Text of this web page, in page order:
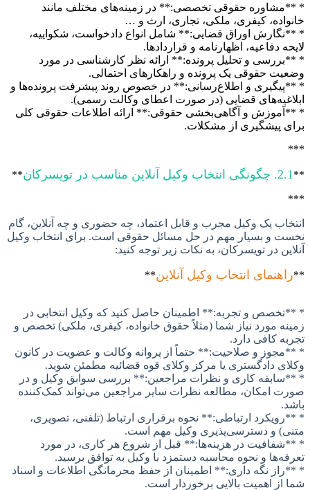
حقوقی تخصصی:** در زمینه‌های مختلف مانند
کیفری، ملکی، تجاری، ارث و …
اوراق قضایی:** شامل انواع دادخواست، شکواییه،
دفاعیه، اظهارنامه و قراردادها.
و تحلیل پرونده:** ارائه نظر کارشناسی در مورد
حقوقی یک پرونده و راهکارهای احتمالی.
و اطلاع‌رسانی:** در خصوص روند پیشرفت پرونده‌ها و
قضایی (در صورت اعطای وکالت رسمی).
و آگاهی‌بخشی حقوقی:** ارائه اطلاعات حقوقی کلی
پیشگیری از مشکلات.
مناسب در تویسرکان **
یک وکیل مجرب و قابل اعتماد، چه حضوری و چه آنلاین، گام
و بسیار مهم در حل مسائل حقوقی است. برای انتخاب وکیل
در تویسرکان، به نکات زیر توجه کنید:
انتخاب وکیل آنلاین**
و تجربه:** اطمینان حاصل کنید که وکیل انتخابی در
مورد نیاز شما (مثلاً حقوق خانواده، کیفری، ملکی) تخصص و
کافی دارد.
و صلاحیت:** حتماً از پروانه وکالت و عضویت در کانون
دادگستری یا مرکز وکلای قوه قضائیه مطمئن شوید.
کاری و نظرات مراجعین:** بررسی سوابق وکیل و در
امکان، مطالعه نظرات سایر مراجعین می‌تواند کمک‌کننده
ارتباطی:** نحوه برقراری ارتباط (تلفنی، تصویری،
و دسترسی‌پذیری وکیل مهم است.
در هزینه‌ها:** قبل از شروع هر کاری، در مورد
و نحوه محاسبه دستمزد با وکیل به توافق برسید.
نگه داری:** اطمینان از حفظ محرمانگی اطلاعات و اسناد
اهمیت بالایی برخوردار است.